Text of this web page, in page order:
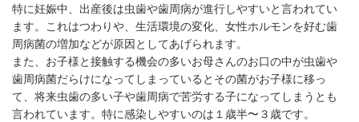
特に妊娠中、出産後は虫歯や歯周病が進行しやすいと言われてい
ます。これはつわりや、生活環境の変化、女性ホルモンを好む歯
周病菌の増加などが原因としてあげられます。
また、お子様と接触する機会の多いお母さんのお口の中が虫歯や
歯周病菌だらけになってしまっているとその菌がお子様に移っ
て、将来虫歯の多い子や歯周病で苦労する子になってしまうとも
言われています。特に感染しやすいのは１歳半〜３歳です。